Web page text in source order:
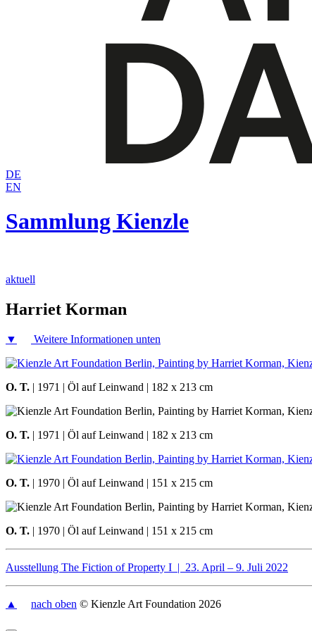
DE
EN
Sammlung Kienzle
aktuell
Harriet Korman
▼ Weitere Informationen unten
O. T. | 1971 | Öl auf Leinwand | 182 x 213 cm
O. T. | 1971 | Öl auf Leinwand | 182 x 213 cm
O. T. | 1970 | Öl auf Leinwand | 151 x 215 cm
O. T. | 1970 | Öl auf Leinwand | 151 x 215 cm
Ausstellung The Fiction of Property I | 23. April – 9. Juli 2022
▲ nach oben © Kienzle Art Foundation 2026